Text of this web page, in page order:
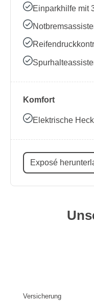
Einparkhilfe mit
Komfort
Elektrische
Exposé
Versicherung